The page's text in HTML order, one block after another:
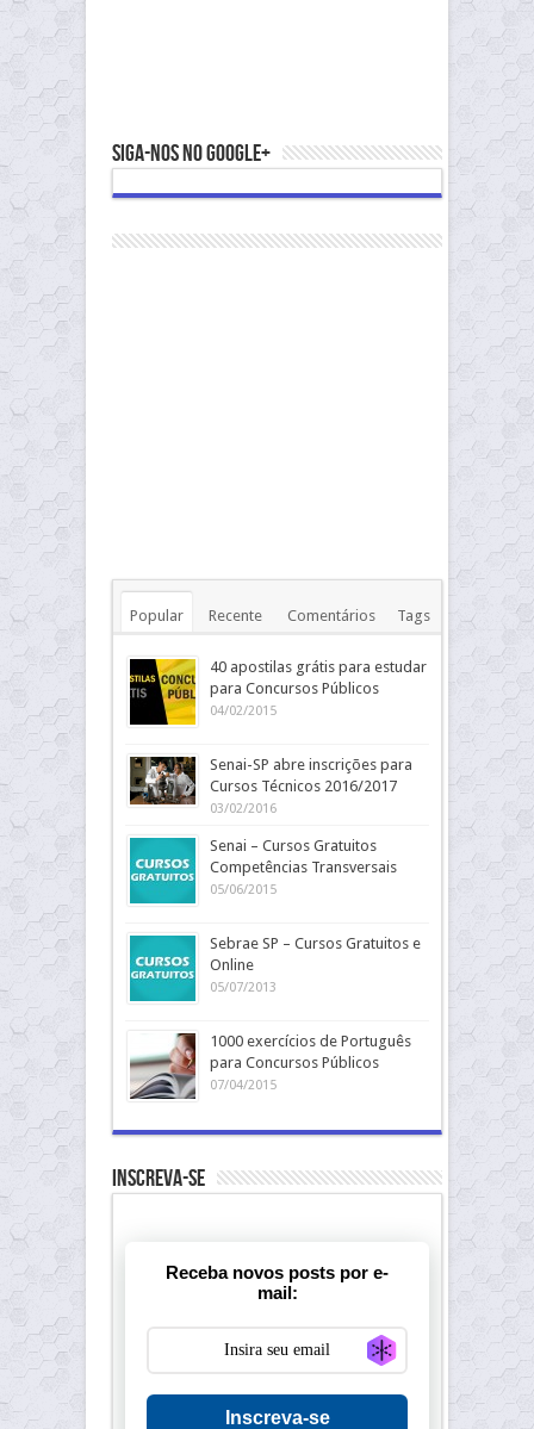
Siga-nos no Google+
Popular Recente Comentários Tags
40 apostilas grátis para estudar
para Concursos Públicos
04/02/2015
Senai-SP abre inscrições para
Cursos Técnicos 2016/2017
03/02/2016
Senai – Cursos Gratuitos
Competências Transversais
05/06/2015
Sebrae SP – Cursos Gratuitos e
Online
05/07/2013
1000 exercícios de Português
para Concursos Públicos
07/04/2015
Inscreva-se
Receba novos posts por e-
mail:
Generate new
Inscreva-se